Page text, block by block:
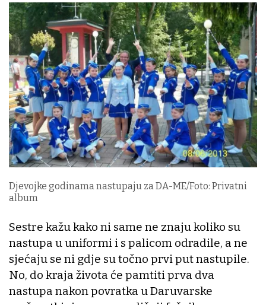
Djevojke godinama nastupaju za DA-ME/Foto: Privatni
album
Sestre kažu kako ni same ne znaju koliko su
nastupa u uniformi i s palicom odradile, a ne
sjećaju se ni gdje su točno prvi put nastupile.
No, do kraja života će pamtiti prva dva
nastupa nakon povratka u Daruvarske